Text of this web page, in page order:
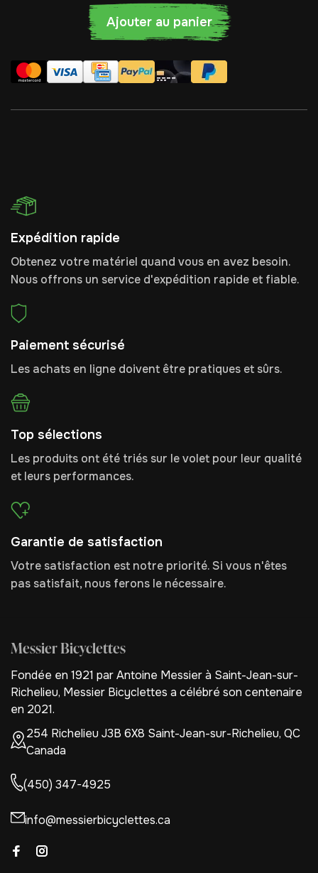
Ajouter au panier
Expédition rapide
Obtenez votre matériel quand vous en avez besoin.
Nous offrons un service d'expédition rapide et fiable.
Paiement sécurisé
Les achats en ligne doivent être pratiques et sûrs.
Top sélections
Les produits ont été triés sur le volet pour leur qualité
et leurs performances.
Garantie de satisfaction
Votre satisfaction est notre priorité. Si vous n'êtes
pas satisfait, nous ferons le nécessaire.
Messier Bicyclettes
Fondée en 1921 par Antoine Messier à Saint-Jean-sur-
Richelieu, Messier Bicyclettes a célébré son centenaire
en 2021.
254 Richelieu J3B 6X8 Saint-Jean-sur-Richelieu, QC
Canada
(450) 347-4925
info@messierbicyclettes.ca